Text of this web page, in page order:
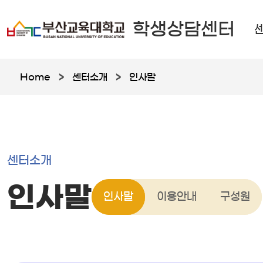
학생상담센터
Home > 센터소개 > 인사말
센터소개
인사말 인사말 이용안내 구성원